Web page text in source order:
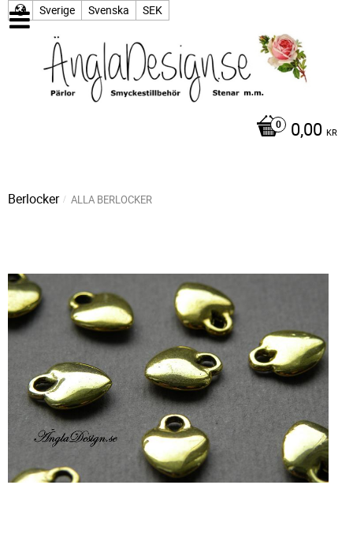
Sverige Svenska SEK
0,00 KR
Berlocker ALLA BERLOCKER